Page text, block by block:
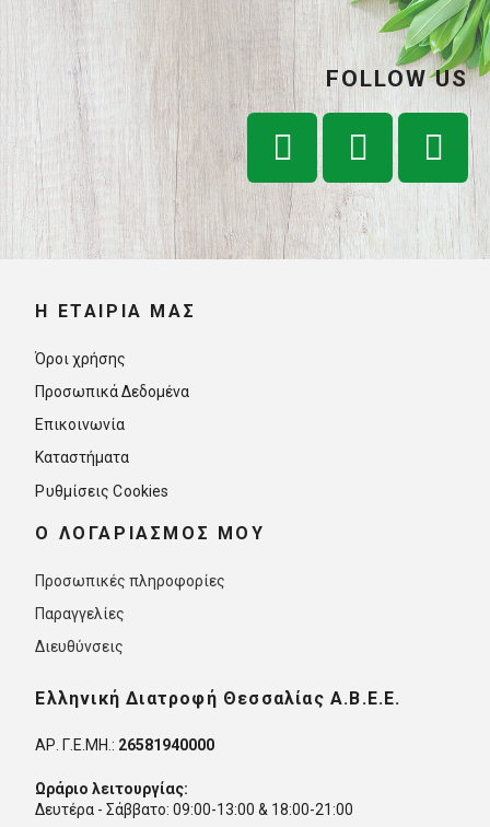
FOLLOW US
Η ΕΤΑΙΡΊΑ ΜΑΣ
Όροι χρήσης
Προσωπικά Δεδομένα
Επικοινωνία
Καταστήματα
Ρυθμίσεις Cookies
O ΛΟΓΑΡΙΑΣΜΟΣ ΜΟΥ
Προσωπικές πληροφορίες
Παραγγελίες
Διευθύνσεις
Ελληνική Διατροφή Θεσσαλίας Α.Β.Ε.Ε.
ΑΡ. Γ.Ε.ΜΗ.: 26581940000
Ωράριο λειτουργίας:
Δευτέρα - Σάββατο: 09:00-13:00 & 18:00-21:00